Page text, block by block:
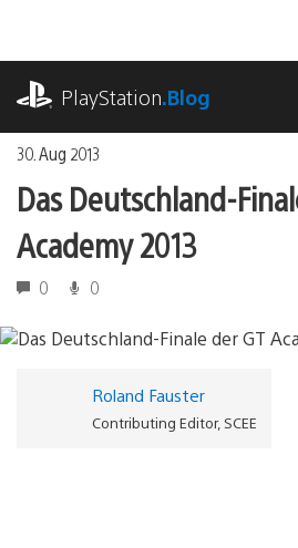
springen
PlayStation.Blog
30. Aug 2013
Das Deutschland-
Academy 2013
0 0
Roland Fauster
Contributing Editor, SCEE